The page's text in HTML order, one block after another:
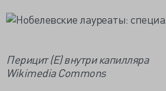
Перицит (E) внутри капилляра
Wikimedia Commons